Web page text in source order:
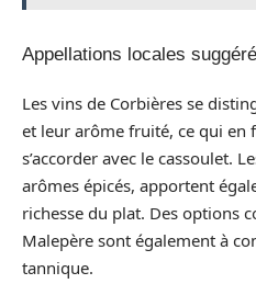
Appellations locales
Les vins de Corbières se
et leur arôme fruité, ce qui en
s’accorder avec le cassoulet.
arômes épicés, apportent
richesse du plat. Des options
Malepère sont également à
tannique.